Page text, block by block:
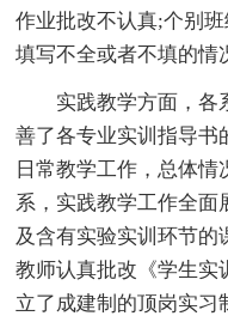
作业批改不认真;个别
填写不全或者不填的情
实践教学方面，各
善了各专业实训指导书
日常教学工作，总体
系，实践教学工作全面
及含有实验实训环节的
教师认真批改《学生实
立了成建制的顶岗实习